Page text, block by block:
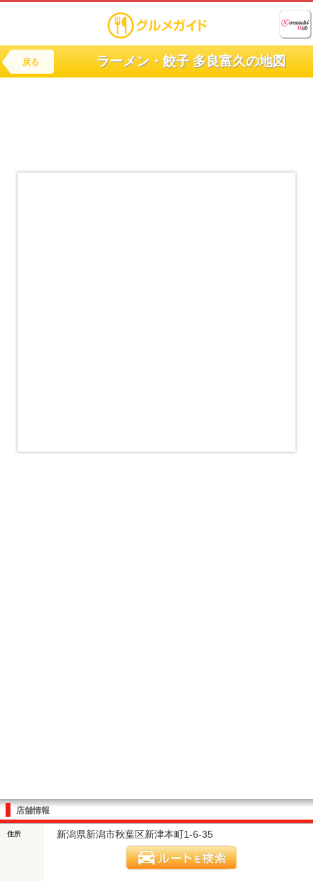
戻る ラーメン・餃子 多良富久の地図
店舗情報
住所 新潟県新潟市秋葉区新津本町1-6-35